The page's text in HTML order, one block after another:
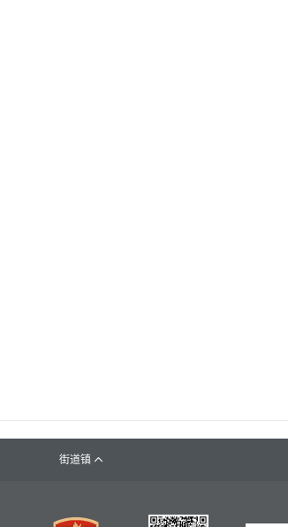
街道镇 